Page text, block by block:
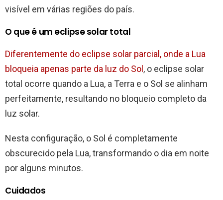
visível em várias regiões do país.
O que é um eclipse solar total
Diferentemente do eclipse solar parcial, onde a Lua
bloqueia apenas parte da luz do Sol, o eclipse solar
total ocorre quando a Lua, a Terra e o Sol se alinham
perfeitamente, resultando no bloqueio completo da
luz solar.
Nesta configuração, o Sol é completamente
obscurecido pela Lua, transformando o dia em noite
por alguns minutos.
Cuidados